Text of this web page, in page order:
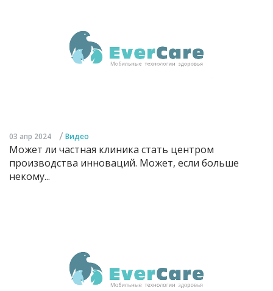
03 апр 2024 / Видео
Может ли частная клиника стать центром
производства инноваций. Может, если больше
некому...